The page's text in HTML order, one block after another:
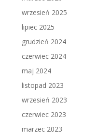
wrzesień 2025
lipiec 2025
grudzień 2024
czerwiec 2024
maj 2024
listopad 2023
wrzesień 2023
czerwiec 2023
marzec 2023